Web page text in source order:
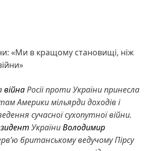
«Ми в кращому становищі, ніж
війнаРосії проти України принесла
Америки мільярди доходів і
сучасної сухопутної війни.
УкраїниВолодимир
британському ведучому Пірсу